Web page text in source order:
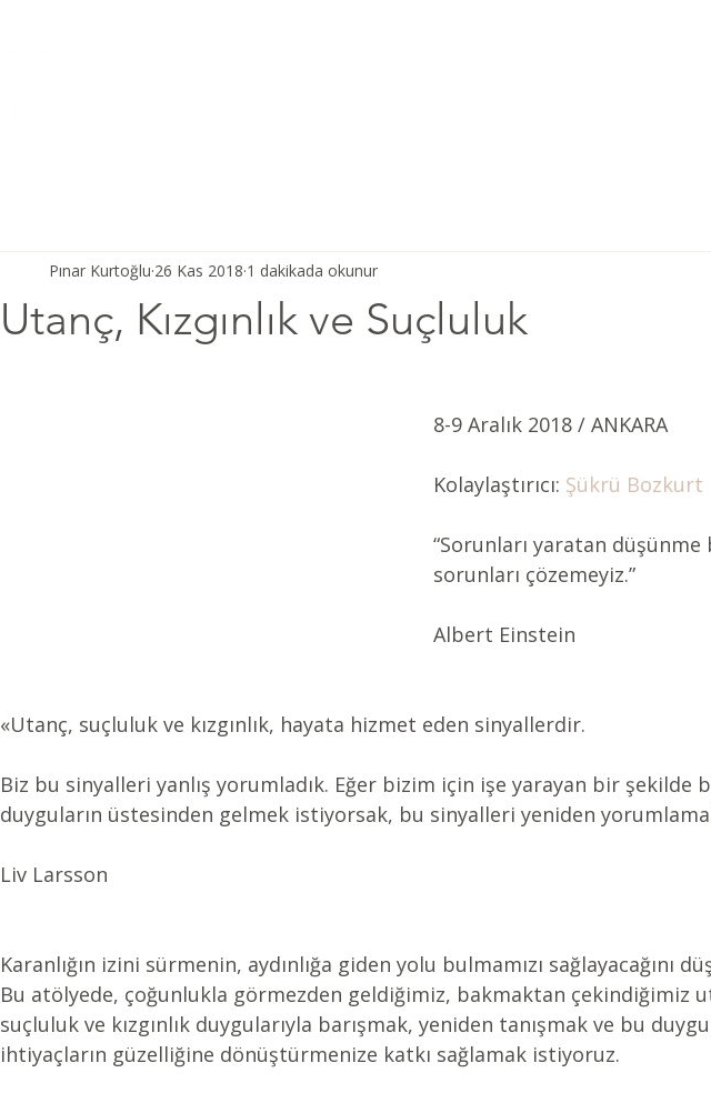
Utanç, Kızgınlık ve Suçluluk
Pınar Kurtoğlu 26 Kas 2018 1 dakikada okunur
8-9 Aralık 2018 / ANKARA
Kolaylaştırıcı: Şükrü Bozkurt
“Sorunları yaratan düşünme
sorunları çözemeyiz.”
Albert Einstein
«Utanç, suçluluk ve kızgınlık, hayata hizmet eden sinyallerdir.
Biz bu sinyalleri yanlış yorumladık. Eğer bizim için işe yarayan bir şekilde
duyguların üstesinden gelmek istiyorsak, bu sinyalleri yeniden
Liv Larsson
Karanlığın izini sürmenin, aydınlığa giden yolu bulmamızı sağlayacağını
Bu atölyede, çoğunlukla görmezden geldiğimiz, bakmaktan çekindiğimiz
suçluluk ve kızgınlık duygularıyla barışmak, yeniden tanışmak ve bu
ihtiyaçların güzelliğine dönüştürmenize katkı sağlamak istiyoruz.